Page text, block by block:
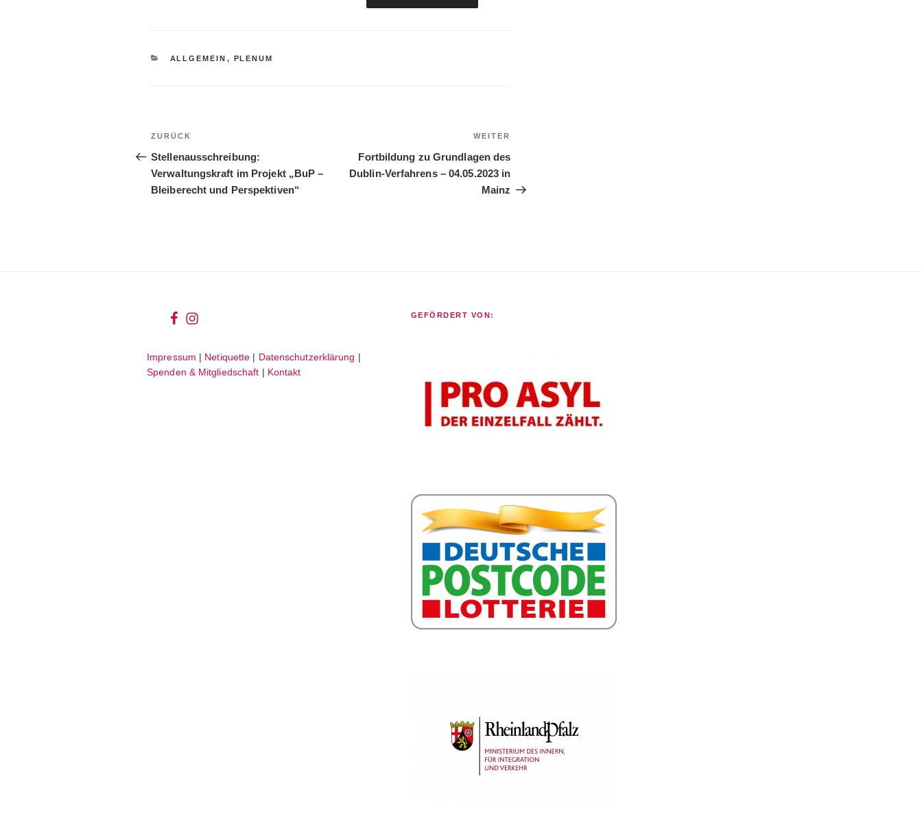
KATEGORIEN
ALLGEMEIN , PLENUM
Beitragsnavigation
Vorheriger
Beitrag
ZURÜCK
Stellenausschreibung:
Verwaltungskraft im Projekt „BuP –
Bleiberecht und Perspektiven“
Beitrag
WEITER
Fortbildung zu Grundlagen des
Dublin-Verfahrens – 04.05.2023 in
Mainz
wir
facebook
wir
instagram
Impressum | Netiquette | Datenschutzerklärung |
Spenden & Mitgliedschaft | Kontakt
GEFÖRDERT VON: